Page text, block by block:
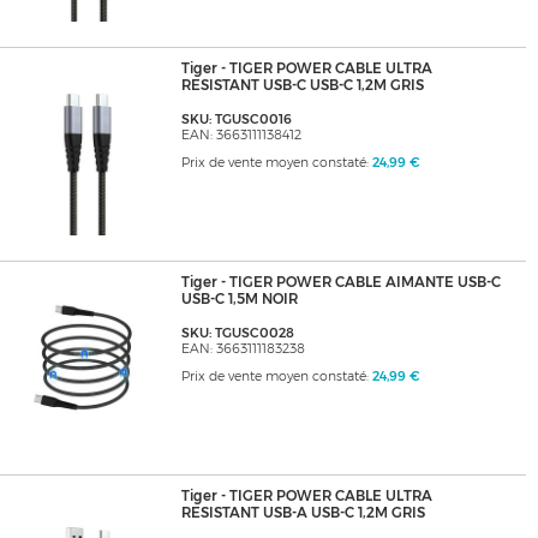
Tiger - TIGER POWER CABLE ULTRA
RESISTANT USB-C USB-C 1,2M GRIS
SKU: TGUSC0016
EAN: 3663111138412
Prix de vente moyen constaté: 24,99 €
Tiger - TIGER POWER CABLE AIMANTE USB-C
USB-C 1,5M NOIR
SKU: TGUSC0028
EAN: 3663111183238
Prix de vente moyen constaté: 24,99 €
Tiger - TIGER POWER CABLE ULTRA
RESISTANT USB-A USB-C 1,2M GRIS